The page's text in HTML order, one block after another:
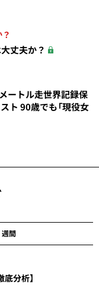
丈夫か？
ートル走世界記録保
ト 90歳でも「現役女
週間
分析】